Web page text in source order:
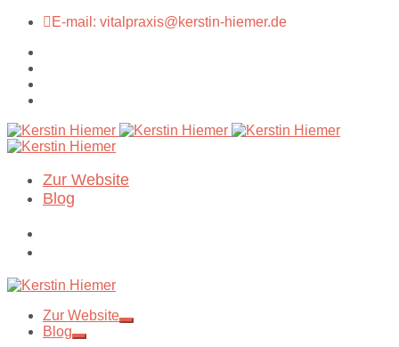
E-mail: vitalpraxis@kerstin-hiemer.de
Zur Website
Blog
Zur Website
Blog